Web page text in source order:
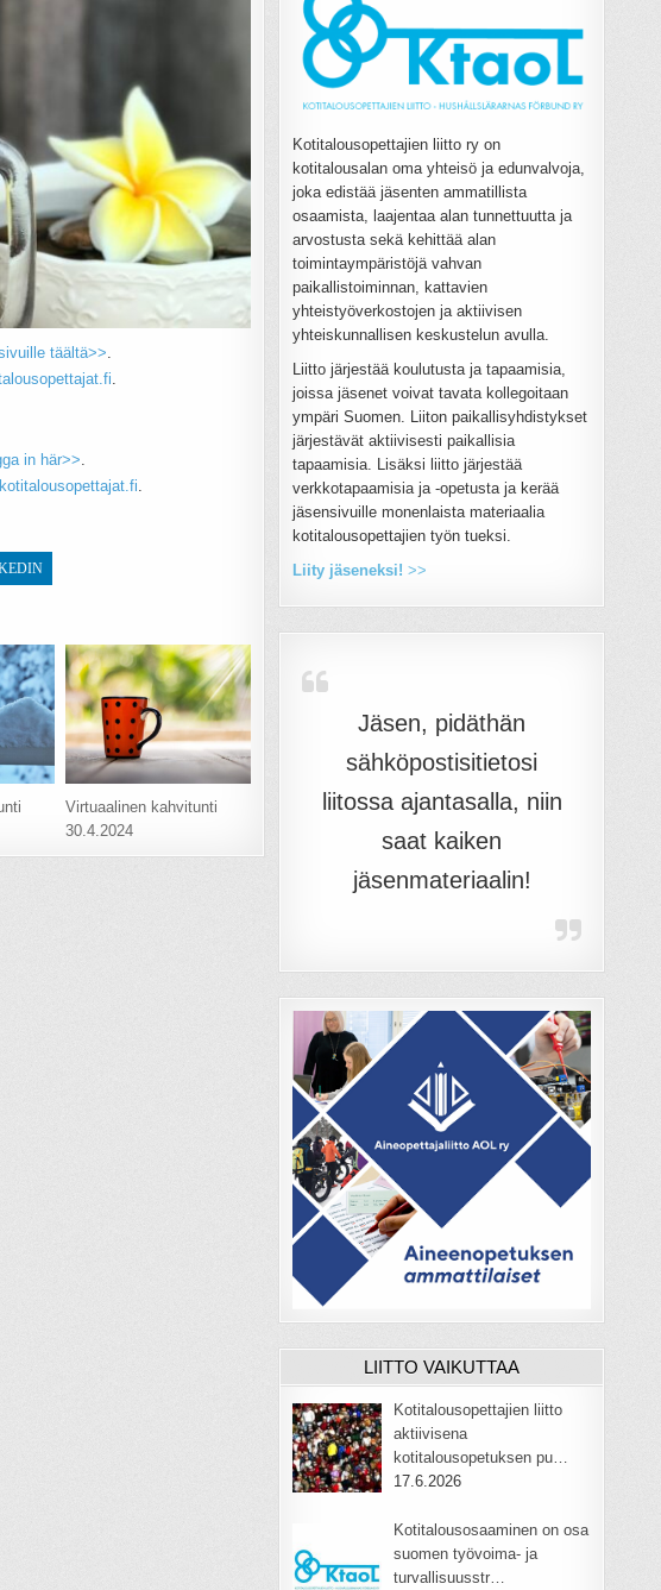
täältä>>.
.
in här>>.
.
Virtuaalinen kahvitunti
30.4.2024
Kotitalousopettajien liitto ry on
kotitalousalan oma yhteisö ja edunvalvoja,
joka edistää jäsenten ammatillista
osaamista, laajentaa alan tunnettuutta ja
arvostusta sekä kehittää alan
toimintaympäristöjä vahvan
paikallistoiminnan, kattavien
yhteistyöverkostojen ja aktiivisen
yhteiskunnallisen keskustelun avulla.
Liitto järjestää koulutusta ja tapaamisia,
joissa jäsenet voivat tavata kollegoitaan
ympäri Suomen. Liiton paikallisyhdistykset
järjestävät aktiivisesti paikallisia
tapaamisia. Lisäksi liitto järjestää
verkkotapaamisia ja -opetusta ja kerää
jäsensivuille monenlaista materiaalia
kotitalousopettajien työn tueksi.
Liity jäseneksi! >>
Jäsen, pidäthän
sähköpostisitietosi
liitossa ajantasalla, niin
saat kaiken
jäsenmateriaalin!
LIITTO VAIKUTTAA
Kotitalousopettajien liitto
aktiivisena
kotitalousopetuksen pu…
17.6.2026
Kotitalousosaaminen on osa
suomen työvoima- ja
turvallisuusstr…